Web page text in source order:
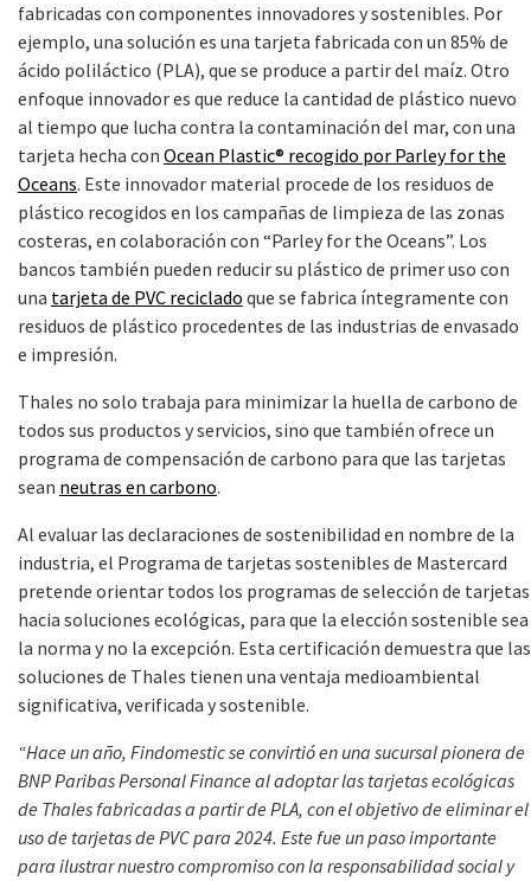
fabricadas con componentes innovadores y sostenibles. Por
ejemplo, una solución es una tarjeta fabricada con un 85% de
ácido poliláctico (PLA), que se produce a partir del maíz. Otro
enfoque innovador es que reduce la cantidad de plástico nuevo
al tiempo que lucha contra la contaminación del mar, con una
tarjeta hecha con Ocean Plastic® recogido por Parley for the
Oceans. Este innovador material procede de los residuos de
plástico recogidos en los campañas de limpieza de las zonas
costeras, en colaboración con “Parley for the Oceans”. Los
bancos también pueden reducir su plástico de primer uso con
una tarjeta de PVC reciclado que se fabrica íntegramente con
residuos de plástico procedentes de las industrias de envasado
e impresión.
Thales no solo trabaja para minimizar la huella de carbono de
todos sus productos y servicios, sino que también ofrece un
programa de compensación de carbono para que las tarjetas
sean neutras en carbono.
Al evaluar las declaraciones de sostenibilidad en nombre de la
industria, el Programa de tarjetas sostenibles de Mastercard
pretende orientar todos los programas de selección de tarjetas
hacia soluciones ecológicas, para que la elección sostenible sea
la norma y no la excepción. Esta certificación demuestra que las
soluciones de Thales tienen una ventaja medioambiental
significativa, verificada y sostenible.
“Hace un año, Findomestic se convirtió en una sucursal pionera de
BNP Paribas Personal Finance al adoptar las tarjetas ecológicas
de Thales fabricadas a partir de PLA, con el objetivo de eliminar el
uso de tarjetas de PVC para 2024. Este fue un paso importante
para ilustrar nuestro compromiso con la responsabilidad social y